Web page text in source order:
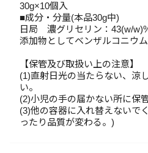
30g×10個入
■成分・分量(本品30g中)
日局 濃グリセリン：43(w/
添加物としてベンザルコニウ
【保管及び取扱い上の注意】
(1)直射日光の当たらない、涼
い。
(2)小児の手の届かない所に保
(3)他の容器に入れ替えないで
ったり品質が変わる。)